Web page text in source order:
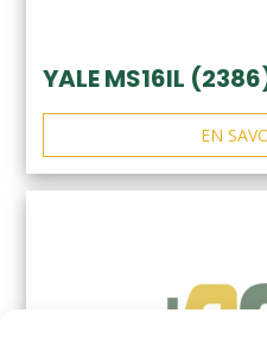
YALE MS16IL
EN